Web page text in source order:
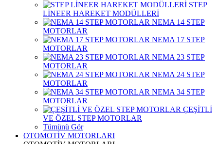
STEP
LİNEER HAREKET MODÜLLERİ
NEMA 14 STEP
MOTORLAR
NEMA 17 STEP
MOTORLAR
NEMA 23 STEP
MOTORLAR
NEMA 24 STEP
MOTORLAR
NEMA 34 STEP
MOTORLAR
ÇEŞİTLİ
VE ÖZEL STEP MOTORLAR
Tümünü Gör
OTOMOTİV MOTORLARI